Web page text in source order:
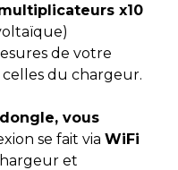
x10
de votre
du chargeur.
vous
se fait via WiFi
et